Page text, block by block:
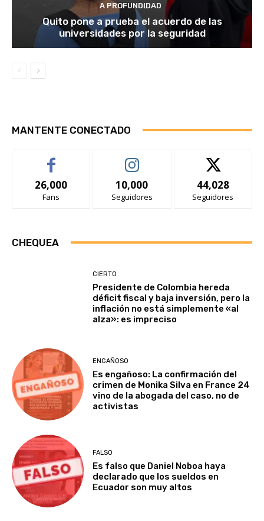
A PROFUNDIDAD
Quito pone a prueba el acuerdo de las
universidades por la seguridad
MANTENTE CONECTADO
26,000
Fans
10,000
Seguidores
44,028
Seguidores
CHEQUEA
CIERTO
Presidente de Colombia hereda
déficit fiscal y baja inversión, pero la
inflación no está simplemente «al
alza»: es impreciso
ENGAÑOSO
Es engañoso: La confirmación del
crimen de Monika Silva en France 24
vino de la abogada del caso, no de
activistas
FALSO
Es falso que Daniel Noboa haya
declarado que los sueldos en
Ecuador son muy altos